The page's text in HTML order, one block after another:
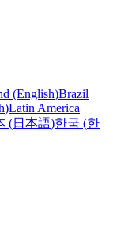
(English)Brazil
)Latin America
(日本語)한국 (한